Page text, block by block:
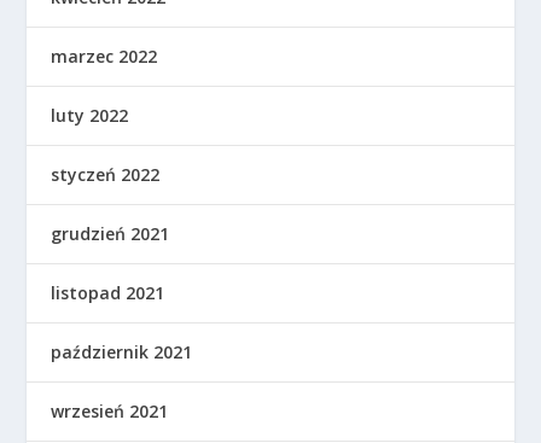
marzec 2022
luty 2022
styczeń 2022
grudzień 2021
listopad 2021
październik 2021
wrzesień 2021